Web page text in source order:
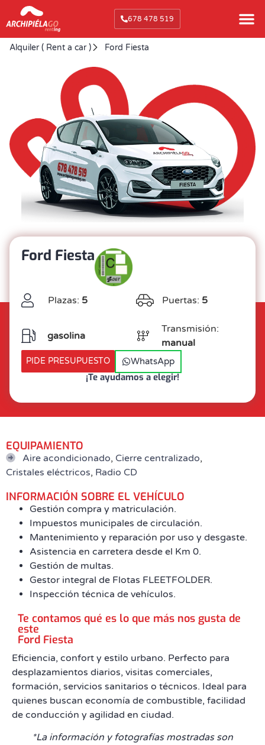
678 478 519
Alquiler ( Rent a car ) Ford Fiesta
Ford Fiesta
Plazas: 5 Puertas: 5
gasolina
Transmisión:
manual
PIDE PRESUPUESTO WhatsApp
¡Te ayudamos a elegir!
EQUIPAMIENTO
Aire acondicionado, Cierre centralizado,
Cristales eléctricos, Radio CD
INFORMACIÓN SOBRE EL VEHÍCULO
Gestión compra y matriculación.
Impuestos municipales de circulación.
Mantenimiento y reparación por uso y desgaste.
Asistencia en carretera desde el Km 0.
Gestión de multas.
Gestor integral de Flotas FLEETFOLDER.
Inspección técnica de vehículos.
Te contamos qué es lo que más nos gusta de
este
Ford Fiesta
Eficiencia, confort y estilo urbano. Perfecto para
desplazamientos diarios, visitas comerciales,
formación, servicios sanitarios o técnicos. Ideal para
quienes buscan economía de combustible, facilidad
de conducción y agilidad en ciudad.
*La información y fotografías mostradas son